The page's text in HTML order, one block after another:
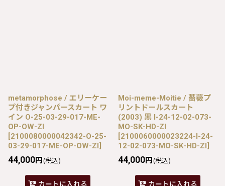
metamorphose / エリーケー
プ付きジャンパースカート ワ
イン O-25-03-29-017-ME-
OP-OW-ZI
[2100080000042342-O-25-
03-29-017-ME-OP-OW-ZI]
44,000円 (税込)
カートに入れる
Moi-meme-Moitie / 薔薇プ
リントドールスカート
(2003) 黒 I-24-12-02-073-
MO-SK-HD-ZI
[2100060000023224-I-24-
12-02-073-MO-SK-HD-ZI]
44,000円 (税込)
カートに入れる